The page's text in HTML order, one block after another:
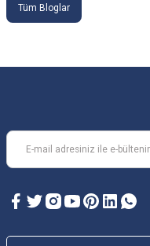
Tüm Bloglar